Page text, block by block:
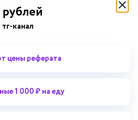
Последние статьи
канал
цены реферата
1 000 ₽ на еду